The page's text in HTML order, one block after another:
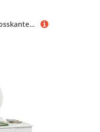
Bodenmatte mit Schlosskante, Saum, 40 x 60 YYHHAOFA großer Baby-Elefant spielt mit Ballmuster für Toilette, Schminktisch, Ferienhaus, Hauptbad, Kinderzimmer und Gäste-Suite